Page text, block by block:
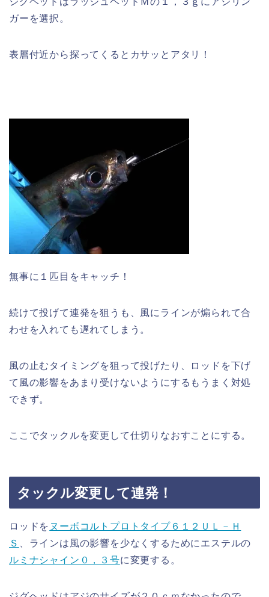
ガーを選択。
表層付近から探ってくるとカサッとアタリ！
無事に１匹目をキャッチ！
続けて投げて連発を狙うも、風にラインが煽られて合
わせを入れても遅れてしまう。
風の止むタイミングを狙って投げたり、ロッドを下げ
て風の影響をあまり受けないようにするもうまく対処
できず。
ここでタックルを変更して仕切りなおすことにする。
タックル変更して連発！
ロッドを ヌーボコルトプロトタイプ６１２ＵＬ－Ｈ
Ｓ 、ラインは風の影響を少なくするためにエステルの
ルミナシャイン０，３号に変更する。